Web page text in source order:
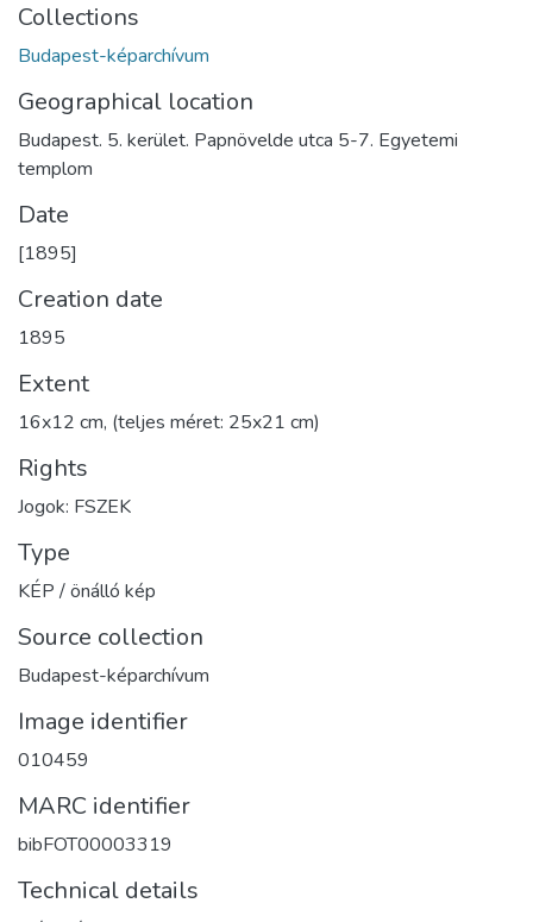
Collections
Budapest-képarchívum
Geographical location
Budapest. 5. kerület. Papnövelde utca 5-7. Egyetemi
templom
Date
[1895]
Creation date
1895
Extent
16x12 cm, (teljes méret: 25x21 cm)
Rights
Jogok: FSZEK
Type
KÉP / önálló kép
Source collection
Budapest-képarchívum
Image identifier
010459
MARC identifier
bibFOT00003319
Technical details